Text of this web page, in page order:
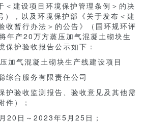
建设项目环境保护管理条例＞的决
），以及环境保护部《关于发布＜建
收暂行办法＞的公告》（国环规环评
年产20万方蒸压加气混凝土砌块生
保护验收报告公示如下：
加气混凝土砌块生产线建设项目
综合服务有限责任公司
护验收监测报告、验收意见及其他需
件）；
20日～2023年5月25日；